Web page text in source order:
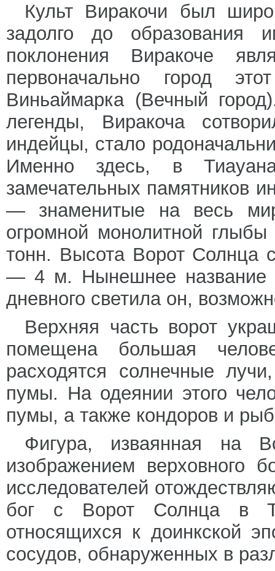
Культ Виракочи был
задолго до образования
поклонения Виракоче
первоначально город
Виньаймарка (Вечный
легенды, Виракоча
индейцы, стало
Именно здесь, в
замечательных памятников
— знаменитые на весь
огромной монолитной
тонн. Высота Ворот Солнца
— 4 м. Нынешнее название
дневного светила он,
Верхняя часть ворот
помещена большая
расходятся солнечные
пумы. На одеянии этого
пумы, а также кондоров и
Фигура, изваянная на
изображением верховного
исследователей
бог с Ворот Солнца в
относящихся к доинкской
сосудов, обнаруженных в